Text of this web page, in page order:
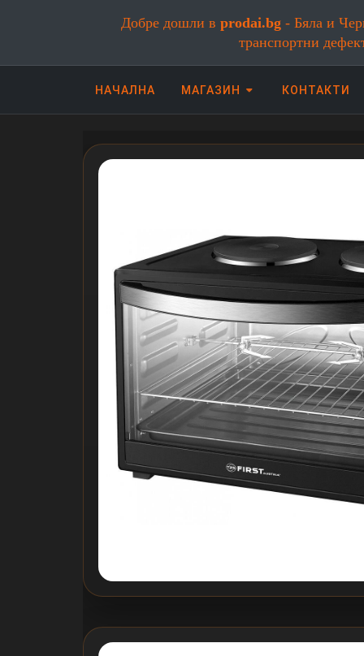
Добре дошли вprodai.bg - Бяла и
транспортни
НАЧАЛНА МАГАЗИН КОНТАКТИ